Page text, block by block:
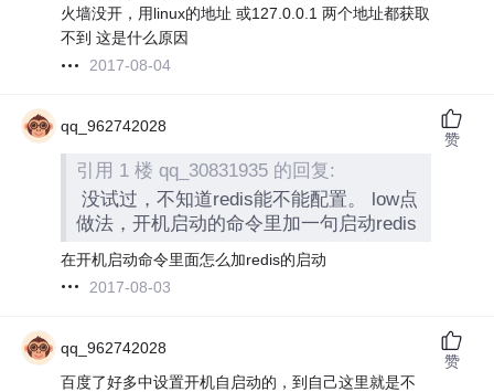
火墙没开，用linux的地址 或127.0.0.1 两个地址都获取
不到 这是什么原因
2017-08-04
qq_962742028
引用 1 楼 qq_30831935 的回复:
没试过，不知道redis能不能配置。 low点
做法，开机启动的命令里加一句启动redis
在开机启动命令里面怎么加redis的启动
2017-08-03
赞
qq_962742028
百度了好多中设置开机自启动的，到自己这里就是不
赞